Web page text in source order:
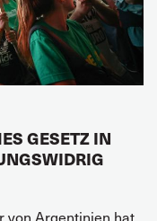
GESETZ IN
von Argentinien hat